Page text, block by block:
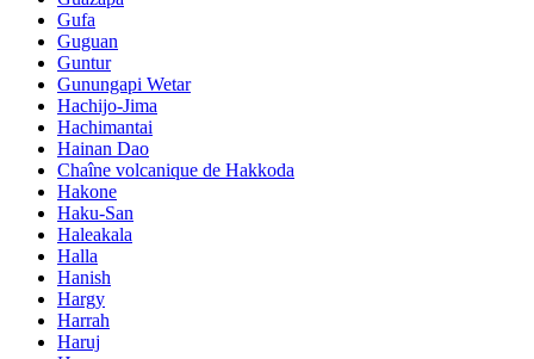
Gufa
Guguan
Guntur
Gunungapi Wetar
Hachijo-Jima
Hachimantai
Hainan Dao
Chaîne volcanique de Hakkoda
Hakone
Haku-San
Haleakala
Halla
Hanish
Hargy
Harrah
Haruj